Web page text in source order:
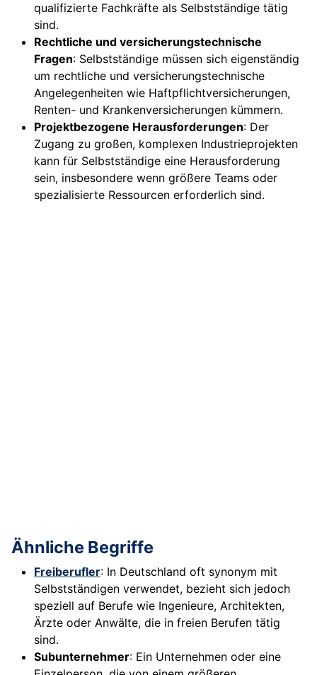
qualifizierte Fachkräfte als Selbstständige tätig
sind.
Rechtliche und versicherungstechnische
Fragen: Selbstständige müssen sich eigenständig
um rechtliche und versicherungstechnische
Angelegenheiten wie Haftpflichtversicherungen,
Renten- und Krankenversicherungen kümmern.
Projektbezogene Herausforderungen: Der
Zugang zu großen, komplexen Industrieprojekten
kann für Selbstständige eine Herausforderung
sein, insbesondere wenn größere Teams oder
spezialisierte Ressourcen erforderlich sind.
Ähnliche Begriffe
Freiberufler: In Deutschland oft synonym mit
Selbstständigen verwendet, bezieht sich jedoch
speziell auf Berufe wie Ingenieure, Architekten,
Ärzte oder Anwälte, die in freien Berufen tätig
sind.
Subunternehmer: Ein Unternehmen oder eine